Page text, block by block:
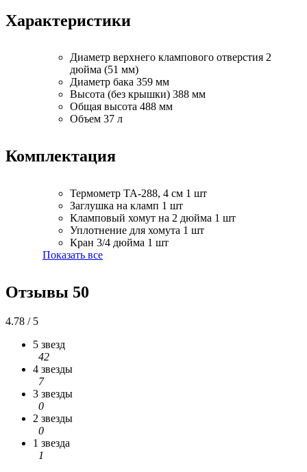
Характеристики
Диаметр верхнего клампового отверстия 2
дюйма (51 мм)
Диаметр бака 359 мм
Высота (без крышки) 388 мм
Общая высота 488 мм
Объем 37 л
Комплектация
Термометр ТА-288, 4 см 1 шт
Заглушка на кламп 1 шт
Кламповый хомут на 2 дюйма 1 шт
Уплотнение для хомута 1 шт
Кран 3/4 дюйма 1 шт
Показать все
Отзывы 50
4.78 / 5
5 звезд
42
4 звезды
7
3 звезды
0
2 звезды
0
1 звезда
1